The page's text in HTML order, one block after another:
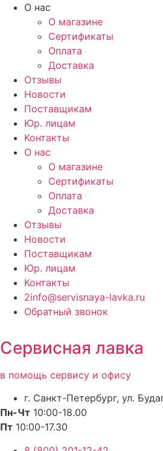
Перейти
содержимому
О нас
О магазине
Сертификаты
Оплата
Доставка
Отзывы
Новости
Поставщикам
Юр. лицам
Контакты
О нас
О магазине
Сертификаты
Оплата
Доставка
Отзывы
Новости
Поставщикам
Юр. лицам
Контакты
2info@servisnaya-lavka.ru
Обратный звонок
Сервисная лавка
в помощь сервису и офису
г. Санкт-Петербург, ул.
Пн-Чт 10:00-18.00
Пт 10:00-17.30